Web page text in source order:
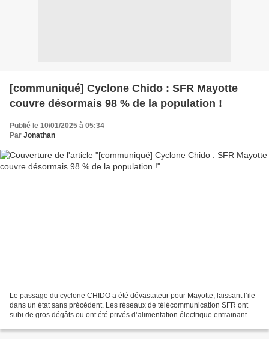
[communiqué] Cyclone Chido : SFR Mayotte
couvre désormais 98 % de la population !
Publié le 10/01/2025 à 05:34
Par Jonathan
Le passage du cyclone CHIDO a été dévastateur pour Mayotte, laissant l’ile
dans un état sans précédent. Les réseaux de télécommunication SFR ont
subi de gros dégâts ou ont été privés d’alimentation électrique entrainant